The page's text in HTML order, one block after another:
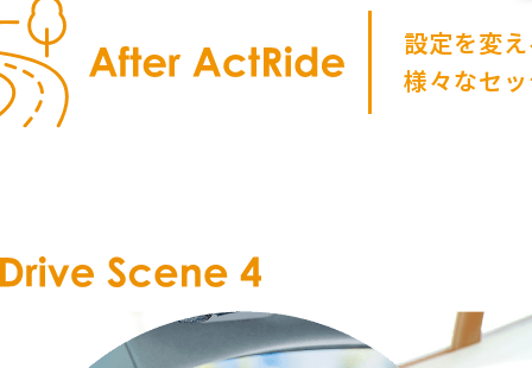
設定を変
様々なセ